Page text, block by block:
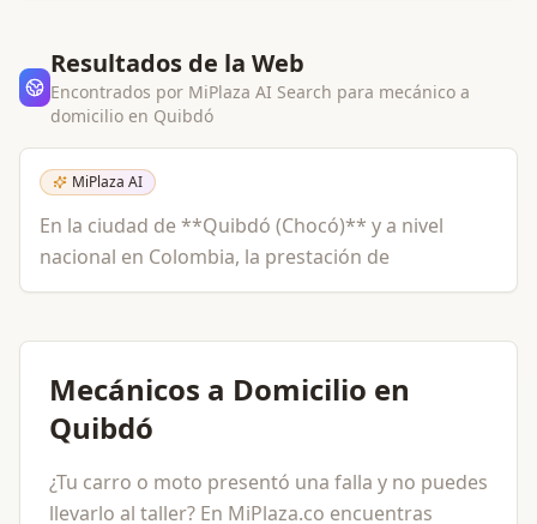
Resultados de la Web
Encontrados por MiPlaza AI Search para mecánico a
domicilioen Quibdó
MiPlaza AI
En la ciudad de **Quibdó (Chocó)** y a nivel
nacional en Colombia, la prestación de
Mecánicos a Domicilio en
Quibdó
¿Tu carro o moto presentó una falla y no puedes
llevarlo al taller? En MiPlaza.co encuentras